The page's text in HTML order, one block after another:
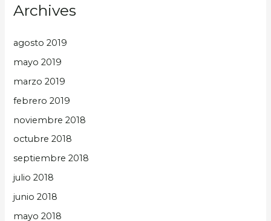
Archives
agosto 2019
mayo 2019
marzo 2019
febrero 2019
noviembre 2018
octubre 2018
septiembre 2018
julio 2018
junio 2018
mayo 2018